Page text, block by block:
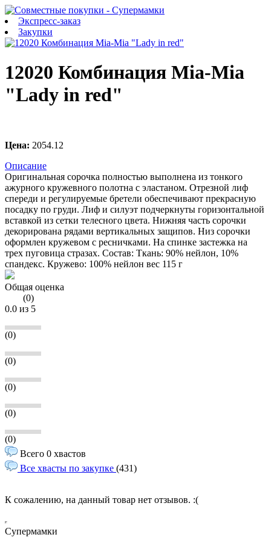
Экспресс-заказ
Закупки
12020 Комбинация Mia-Mia
"Lady in red"
Цена: 2054.12
Описание
Оригинальная сорочка полностью выполнена из тонкого
ажурного кружевного полотна с эластаном. Отрезной лиф
спереди и регулируемые бретели обеспечивают прекрасную
посадку по груди. Лиф и силуэт подчеркнуты горизонтальной
вставкой из сетки телесного цвета. Нижняя часть сорочки
декорирована рядами вертикальных защипов. Низ сорочки
оформлен кружевом с ресничками. На спинке застежка на
трех пуговица стразах. Состав: Ткань: 90% нейлон, 10%
спандекс. Кружево: 100% нейлон вес 115 г
Общая оценка
(0)
0.0 из 5
(0)
(0)
(0)
(0)
(0)
Всего 0 хвастов
Все хвасты по закупке (431)
К сожалению, на данный товар нет отзывов. :(
Супермамки